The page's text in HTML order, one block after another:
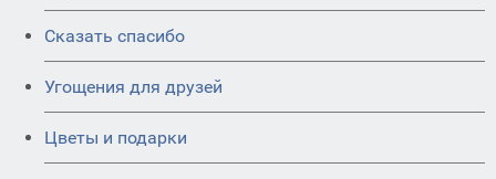
Сказать спасибо
Угощения для друзей
Цветы и подарки